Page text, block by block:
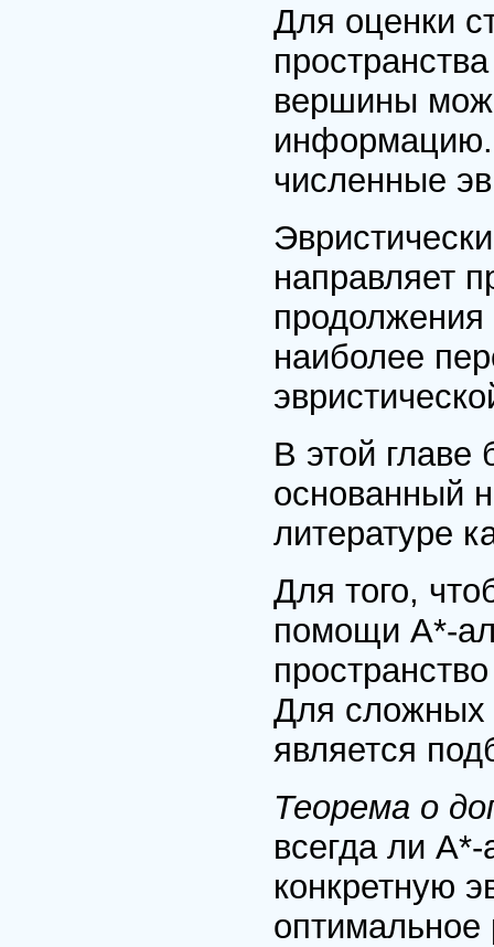
Для оценки
вершины
информацию.
численные
направляет
продолжения
наиболее
В этой главе
основанный
литературе
Для того,
помощи А*-
Для сложных
является
Теорема о
всегда ли
конкретную